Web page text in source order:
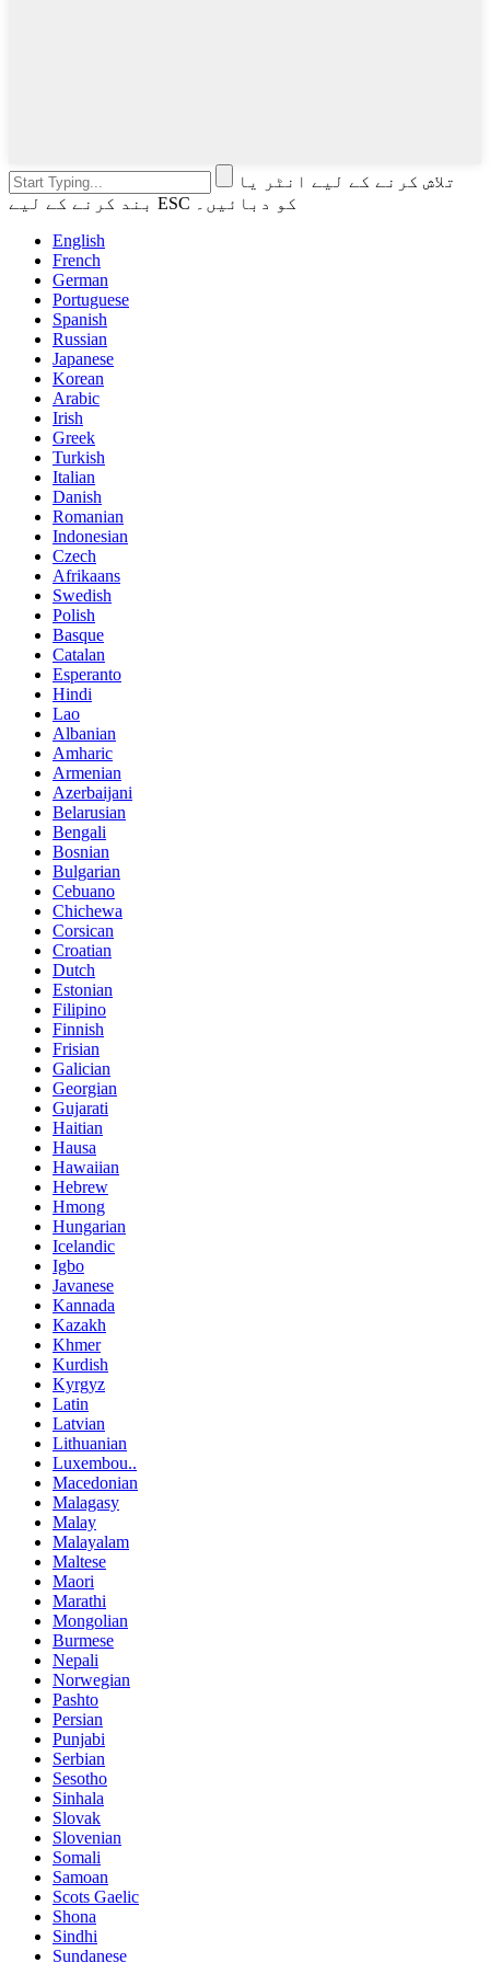
تلاش کرنے کے لیے انٹر یا
بند کرنے کے لیے ESC کو دبائیں۔
English
French
German
Portuguese
Spanish
Russian
Japanese
Korean
Arabic
Irish
Greek
Turkish
Italian
Danish
Romanian
Indonesian
Czech
Afrikaans
Swedish
Polish
Basque
Catalan
Esperanto
Hindi
Lao
Albanian
Amharic
Armenian
Azerbaijani
Belarusian
Bengali
Bosnian
Bulgarian
Cebuano
Chichewa
Corsican
Croatian
Dutch
Estonian
Filipino
Finnish
Frisian
Galician
Georgian
Gujarati
Haitian
Hausa
Hawaiian
Hebrew
Hmong
Hungarian
Icelandic
Igbo
Javanese
Kannada
Kazakh
Khmer
Kurdish
Kyrgyz
Latin
Latvian
Lithuanian
Luxembou..
Macedonian
Malagasy
Malay
Malayalam
Maltese
Maori
Marathi
Mongolian
Burmese
Nepali
Norwegian
Pashto
Persian
Punjabi
Serbian
Sesotho
Sinhala
Slovak
Slovenian
Somali
Samoan
Scots Gaelic
Shona
Sindhi
Sundanese